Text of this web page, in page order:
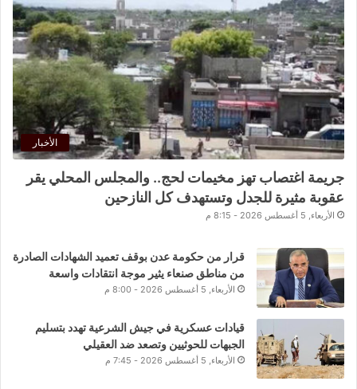
الأخبار
جريمة اغتصاب تهز مخيمات لحج.. والمجلس المحلي يقر
عقوبة مثيرة للجدل وتستهدف كل النازحين
الأربعاء, 5 أغسطس 2026 - 8:15 م
قرار من حكومة عدن بوقف تعميد الشهادات الصادرة
من مناطق صنعاء يثير موجة انتقادات واسعة
الأربعاء, 5 أغسطس 2026 - 8:00 م
قيادات عسكرية في جيش الشرعية تهدد بتسليم
الجبهات للحوثيين وتصعد ضد العقيلي
الأربعاء, 5 أغسطس 2026 - 7:45 م